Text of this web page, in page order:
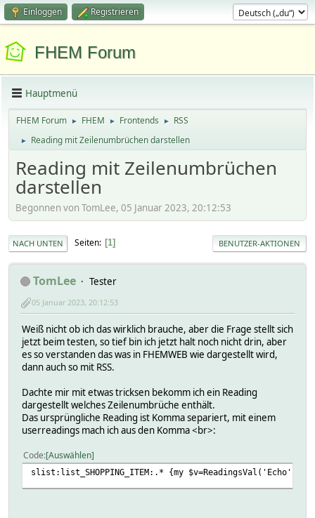
Einloggen Registrieren
FHEM Forum
Hauptmenü
FHEM Forum ► FHEM ► Frontends ► RSS
► Reading mit Zeilenumbrüchen darstellen
Reading mit Zeilenumbrüchen
darstellen
Begonnen von TomLee, 05 Januar 2023, 20:12:53
NACH UNTEN Seiten 1 BENUTZER-AKTIONEN
TomLee Tester
05 Januar 2023, 20:12:53
Weiß nicht ob ich das wirklich brauche, aber die Frage stellt sich
jetzt beim testen, so tief bin ich jetzt halt noch nicht drin, aber
es so verstanden das was in FHEMWEB wie dargestellt wird,
dann auch so mit RSS.
Dachte mir mit etwas tricksen bekomm ich ein Reading
dargestellt welches Zeilenumbrüche enthält.
Das ursprüngliche Reading ist Komma separiert, mit einem
userreadings mach ich aus den Komma <br>:
Code Auswählen
slist:list_SHOPPING_ITEM:.* {my